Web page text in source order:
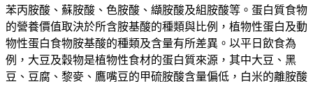
苯丙胺酸、蘇胺酸、色胺酸、纈胺酸及組胺酸等。蛋白質食物
的營養價值取決於所含胺基酸的種類與比例，植物性蛋白及動
物性蛋白食物胺基酸的種類及含量有所差異。以平日飲食為
例，大豆及穀物是植物性食材的蛋白質來源，其中大豆、黑
豆、豆腐、黎麥、鷹嘴豆的甲硫胺酸含量偏低，白米的離胺酸